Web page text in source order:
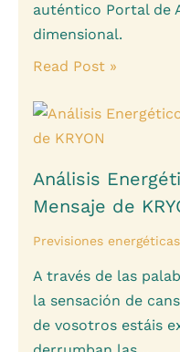
auténtico Portal de
dimensional.
Read Post »
Análisis
Mensaje de
Previsiones energéticas
A través de las
la sensación de
de vosotros estáis